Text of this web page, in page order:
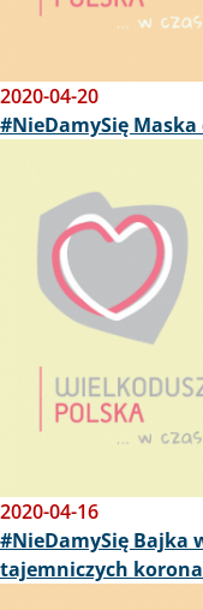
2020-04-20
#NieDamySię
2020-04-16
#NieDamySię Bajka
tajemniczych